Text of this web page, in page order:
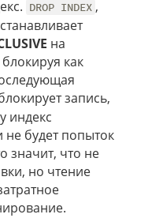
DROP INDEX ,
на
как
запись,
индекс
не будет попыток
значит, что не
но чтение